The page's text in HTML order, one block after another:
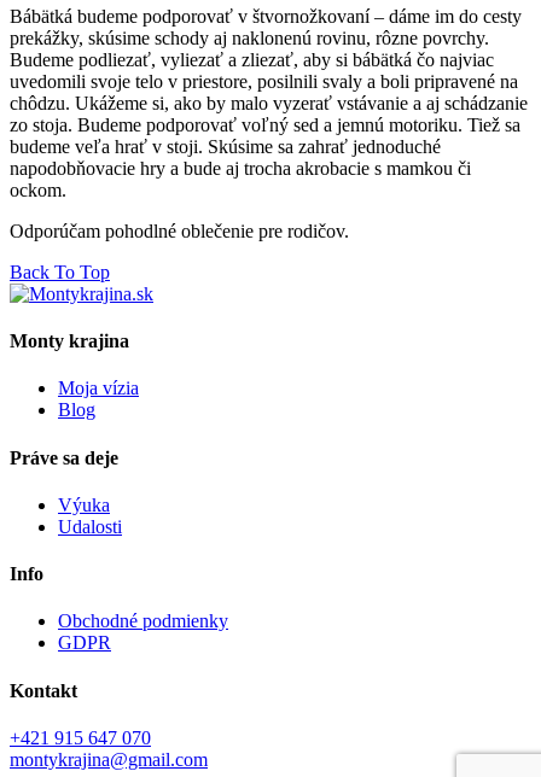
Bábätká budeme podporovať v štvornožkovaní – dáme im do cesty
prekážky, skúsime schody aj naklonenú rovinu, rôzne povrchy.
Budeme podliezať, vyliezať a zliezať, aby si bábätká čo najviac
uvedomili svoje telo v priestore, posilnili svaly a boli pripravené na
chôdzu. Ukážeme si, ako by malo vyzerať vstávanie a aj schádzanie
zo stoja. Budeme podporovať voľný sed a jemnú motoriku. Tiež sa
budeme veľa hrať v stoji. Skúsime sa zahrať jednoduché
napodobňovacie hry a bude aj trocha akrobacie s mamkou či
ockom.
Odporúčam pohodlné oblečenie pre rodičov.
Back To Top
Monty krajina
Moja vízia
Blog
Práve sa deje
Výuka
Udalosti
Info
Obchodné podmienky
GDPR
Kontakt
+421 915 647 070
montykrajina@gmail.com